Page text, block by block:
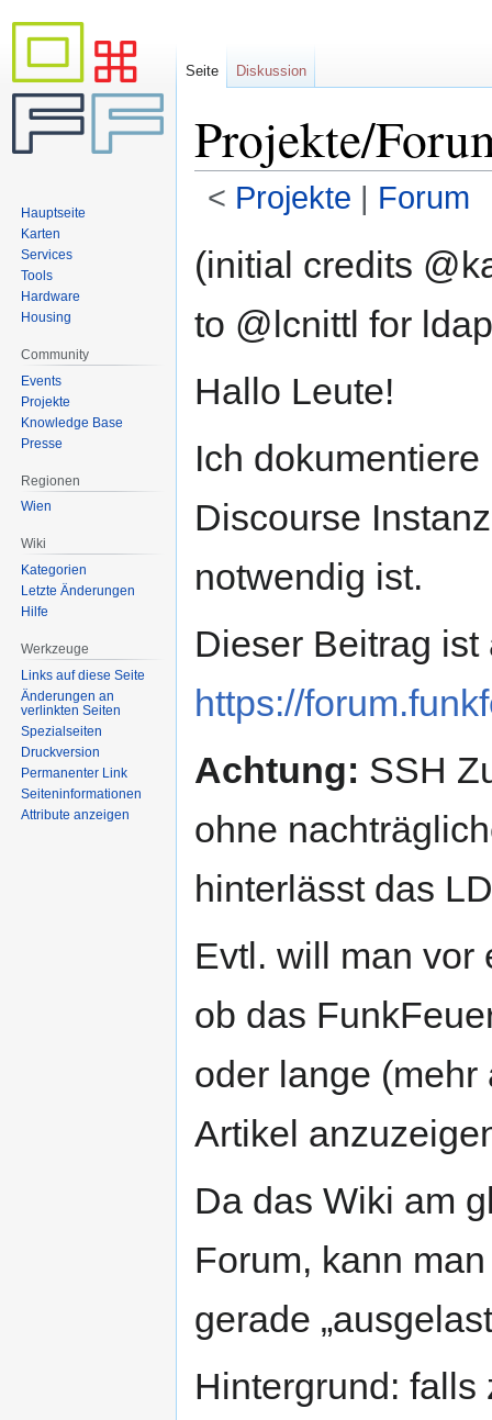
Projekte/
< Projekte ‎ | Forum
Navigation
Suche
(initial credits
to @lcnittl for
Hallo Leute!
Ich
Discourse
notwendig ist.
Dieser Beitrag
https://
Achtung: SSH
ohne
hinterlässt das
Evtl. will man vor
ob das
oder lange
Artikel
Da das Wiki am
Forum, kann
gerade
Hintergrund:
Seite Diskussion
Hauptseite
Karten
Services
Tools
Hardware
Housing
Community
Events
Projekte
Knowledge Base
Presse
Regionen
Wien
Wiki
Kategorien
Letzte Änderungen
Hilfe
Werkzeuge
Links auf diese Seite
Änderungen an
verlinkten Seiten
Spezialseiten
Druckversion
Permanenter Link
Seiten­informationen
Attribute anzeigen